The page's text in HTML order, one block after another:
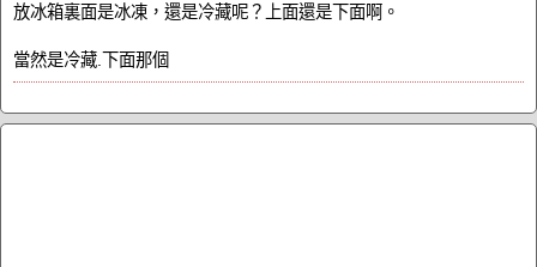
放冰箱裏面是冰凍，還是冷藏呢？上面還是下面啊。
當然是冷藏.下面那個